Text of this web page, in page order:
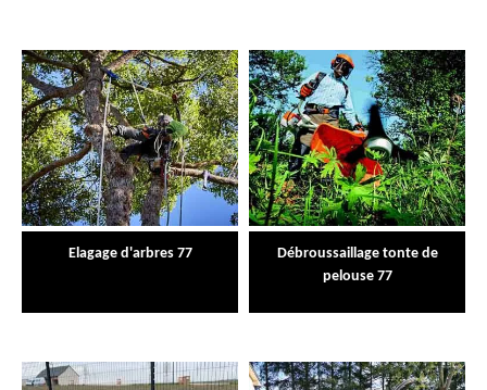
Elagage d'arbres 77
Débroussaillage tonte de
pelouse 77